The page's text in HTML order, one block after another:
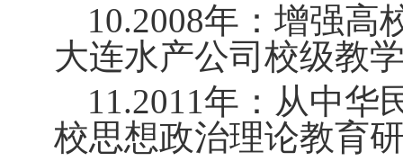
10.2008年：增强高
大连水产公司校级教
11.2011年：从中华
校思想政治理论教育